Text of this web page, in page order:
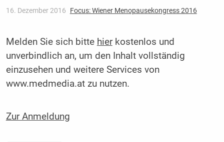
16. Dezember 2016 Focus: Wiener Menopausekongress 2016
Melden Sie sich bitte hierkostenlos und
unverbindlich an, um den Inhalt vollständig
einzusehen und weitere Services von
www.medmedia.at zu nutzen.
Zur Anmeldung